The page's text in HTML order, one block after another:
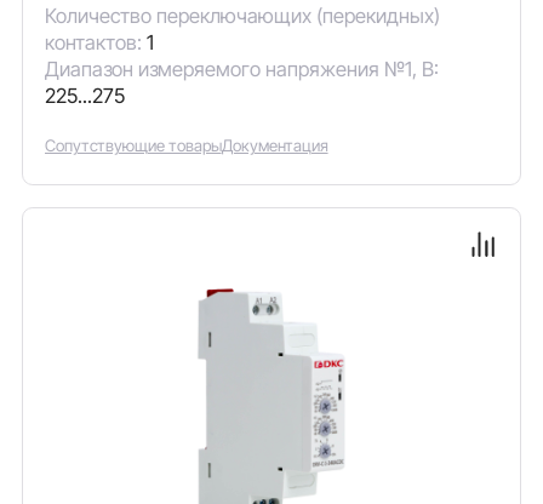
Количество переключающих (перекидных)
контактов: 1
Диапазон измеряемого напряжения №1, В:
225...275
Сопутствующие товарыДокументация